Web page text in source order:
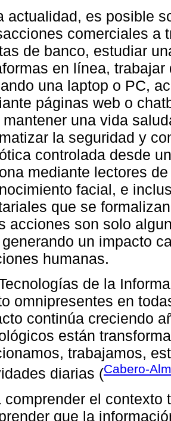
actualidad, es posible
comerciales a
de banco, estudiar
en línea,
una laptop o PC,
páginas web o
mantener una vida
la seguridad y
controlada desde
mediante lectores
facial, e
que se
acciones son solo
un impacto
humanas.
de la
omnipresentes en
continúa creciendo
están
trabajamos,
diarias (Cabero-
comprender el
que la